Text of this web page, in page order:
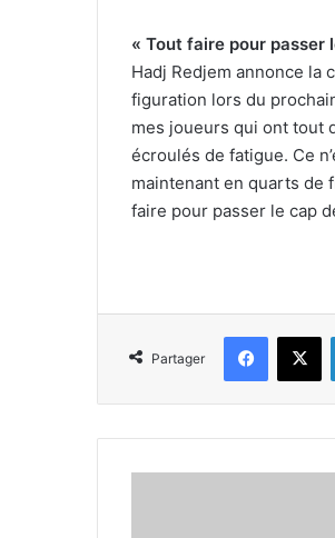
« Tout faire pour passer
Hadj Redjem annonce la
figuration lors du
mes joueurs qui ont tout
écroulés de fatigue. Ce
maintenant en quarts de
faire pour passer le cap
Partager
Facebook
X